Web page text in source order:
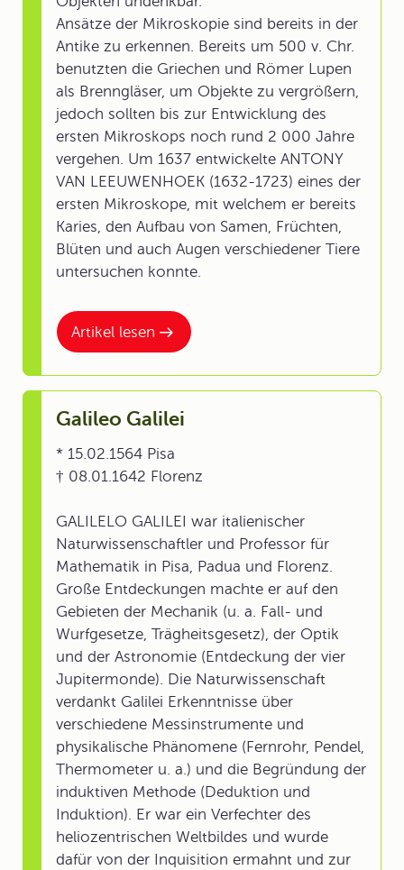
Artikel lesen
Ansätze der Mikroskopie sind bereits in der
Antike zu erkennen. Bereits um 500 v. Chr.
benutzten die Griechen und Römer Lupen
als Brenngläser, um Objekte zu vergrößern,
jedoch sollten bis zur Entwicklung des
ersten Mikroskops noch rund 2 000 Jahre
vergehen. Um 1637 entwickelte ANTONY
VAN LEEUWENHOEK (1632-1723) eines der
ersten Mikroskope, mit welchem er bereits
Karies, den Aufbau von Samen, Früchten,
Blüten und auch Augen verschiedener Tiere
untersuchen konnte.
Galileo Galilei
* 15.02.1564 Pisa
† 08.01.1642 Florenz
GALILELO GALILEI war italienischer
Naturwissenschaftler und Professor für
Mathematik in Pisa, Padua und Florenz.
Große Entdeckungen machte er auf den
Gebieten der Mechanik (u. a. Fall- und
Wurfgesetze, Trägheitsgesetz), der Optik
und der Astronomie (Entdeckung der vier
Jupitermonde). Die Naturwissenschaft
verdankt Galilei Erkenntnisse über
verschiedene Messinstrumente und
physikalische Phänomene (Fernrohr, Pendel,
Thermometer u. a.) und die Begründung der
induktiven Methode (Deduktion und
Induktion). Er war ein Verfechter des
heliozentrischen Weltbildes und wurde
dafür von der Inquisition ermahnt und zur